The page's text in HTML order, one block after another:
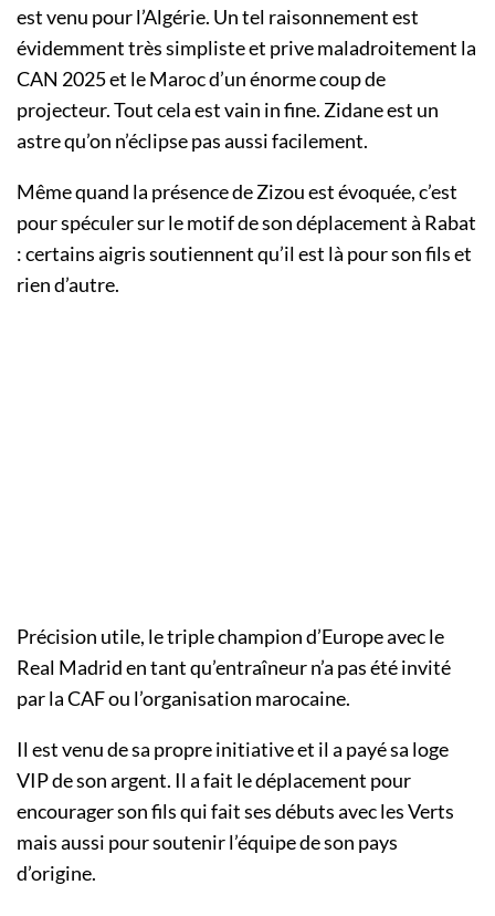
est venu pour l’Algérie. Un tel raisonnement est
évidemment très simpliste et prive maladroitement la
CAN 2025 et le Maroc d’un énorme coup de
projecteur. Tout cela est vain in fine. Zidane est un
astre qu’on n’éclipse pas aussi facilement.
Même quand la présence de Zizou est évoquée, c’est
pour spéculer sur le motif de son déplacement à Rabat
: certains aigris soutiennent qu’il est là pour son fils et
rien d’autre.
Précision utile, le triple champion d’Europe avec le
Real Madrid en tant qu’entraîneur n’a pas été invité
par la CAF ou l’organisation marocaine.
Il est venu de sa propre initiative et il a payé sa loge
VIP de son argent. Il a fait le déplacement pour
encourager son fils qui fait ses débuts avec les Verts
mais aussi pour soutenir l’équipe de son pays
d’origine.